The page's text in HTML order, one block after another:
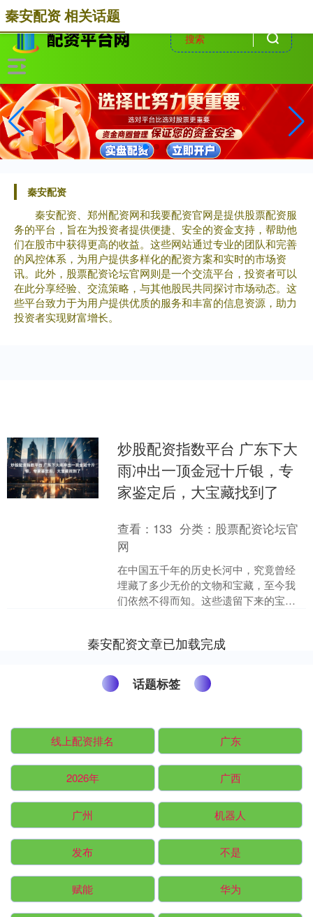
-->
秦安配资
秦安配资、郑州配资网和我要配资官网是提供股票配资服
务的平台，旨在为投资者提供便捷、安全的资金支持，帮助他
们在股市中获得更高的收益。这些网站通过专业的团队和完善
的风控体系，为用户提供多样化的配资方案和实时的市场资
讯。此外，股票配资论坛官网则是一个交流平台，投资者可以
在此分享经验、交流策略，与其他股民共同探讨市场动态。这
些平台致力于为用户提供优质的服务和丰富的信息资源，助力
投资者实现财富增长。
秦安配资 相关话题
炒股配资指数平台 广东下大
雨冲出一顶金冠十斤银，专
家鉴定后，大宝藏找到了
查看： 133 分类： 股票配资论坛官
网
在中国五千年的历史长河中，究竟曾经
埋藏了多少无价的文物和宝藏，至今我
们依然不得而知。这些遗留下来的宝
秦安配资文章已加载完成
话题标签
线上配资排名 广东
2026年 广西
广州 机器人
发布 不是
赋能 华为